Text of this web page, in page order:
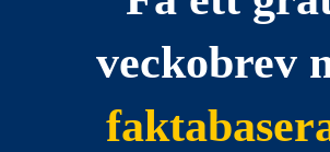
veckobrev